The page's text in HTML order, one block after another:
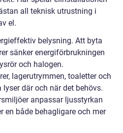
all teknisk utrustning i
el.
belysning. Att byta
sänker energiförbrukningen
och halogen.
lagerutrymmen, toaletter och
där och när det behövs.
anpassar ljusstyrkan
en både behagligare och mer